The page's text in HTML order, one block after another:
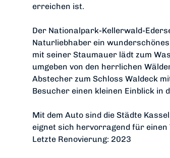
erreichen ist.
Der Nationalpark-Kellerwald-
Naturliebhaber ein
mit seiner Staumauer lädt zum
umgeben von den herrlichen
Abstecher zum Schloss Waldeck
Besucher einen kleinen Einblick in
Mit dem Auto sind die Städte
eignet sich hervorragend für einen
Letzte Renovierung: 2023